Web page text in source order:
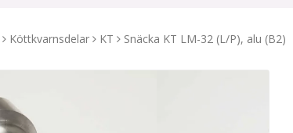
Köttkvarnsdelar KT Snäcka KT LM-32 (L/P), alu (B2)